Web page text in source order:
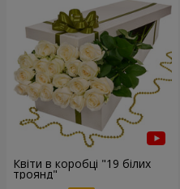
Квіти в коробці "19 білих
троянд"